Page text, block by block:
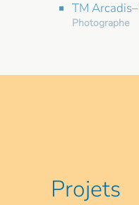
TM
Photographe
Projets